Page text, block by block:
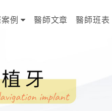
案例 醫師文章 醫師班表